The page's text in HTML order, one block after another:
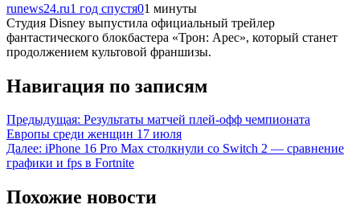
runews24.ru1 год спустя01 минуты
Студия Disney выпустила официальный трейлер
фантастического блокбастера «Трон: Арес», который станет
продолжением культовой франшизы.
Навигация по записям
Предыдущая: Результаты матчей плей-офф чемпионата
Европы среди женщин 17 июля
Далее: iPhone 16 Pro Max столкнули со Switch 2 — сравнение
графики и fps в Fortnite
Похожие новости